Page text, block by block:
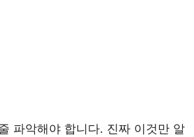
파악해야 합니다. 진짜 이것만 알